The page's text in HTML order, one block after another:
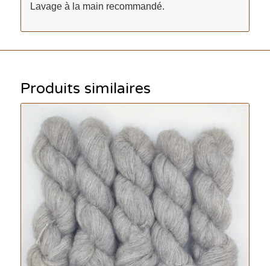
Lavage à la main recommandé.
Produits similaires